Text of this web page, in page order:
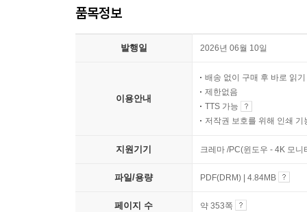
품목정보
발행일 2026년 06월 10일
이용안내
배송 없이 구매 후 바로 읽기
제한없음
TTS 가능
저작권 보호를 위해 인쇄 기
지원기기 크레마 /PC(윈도우 - 4K 모
파일/용량 PDF(DRM) | 4.84MB
페이지 수 약 353쪽